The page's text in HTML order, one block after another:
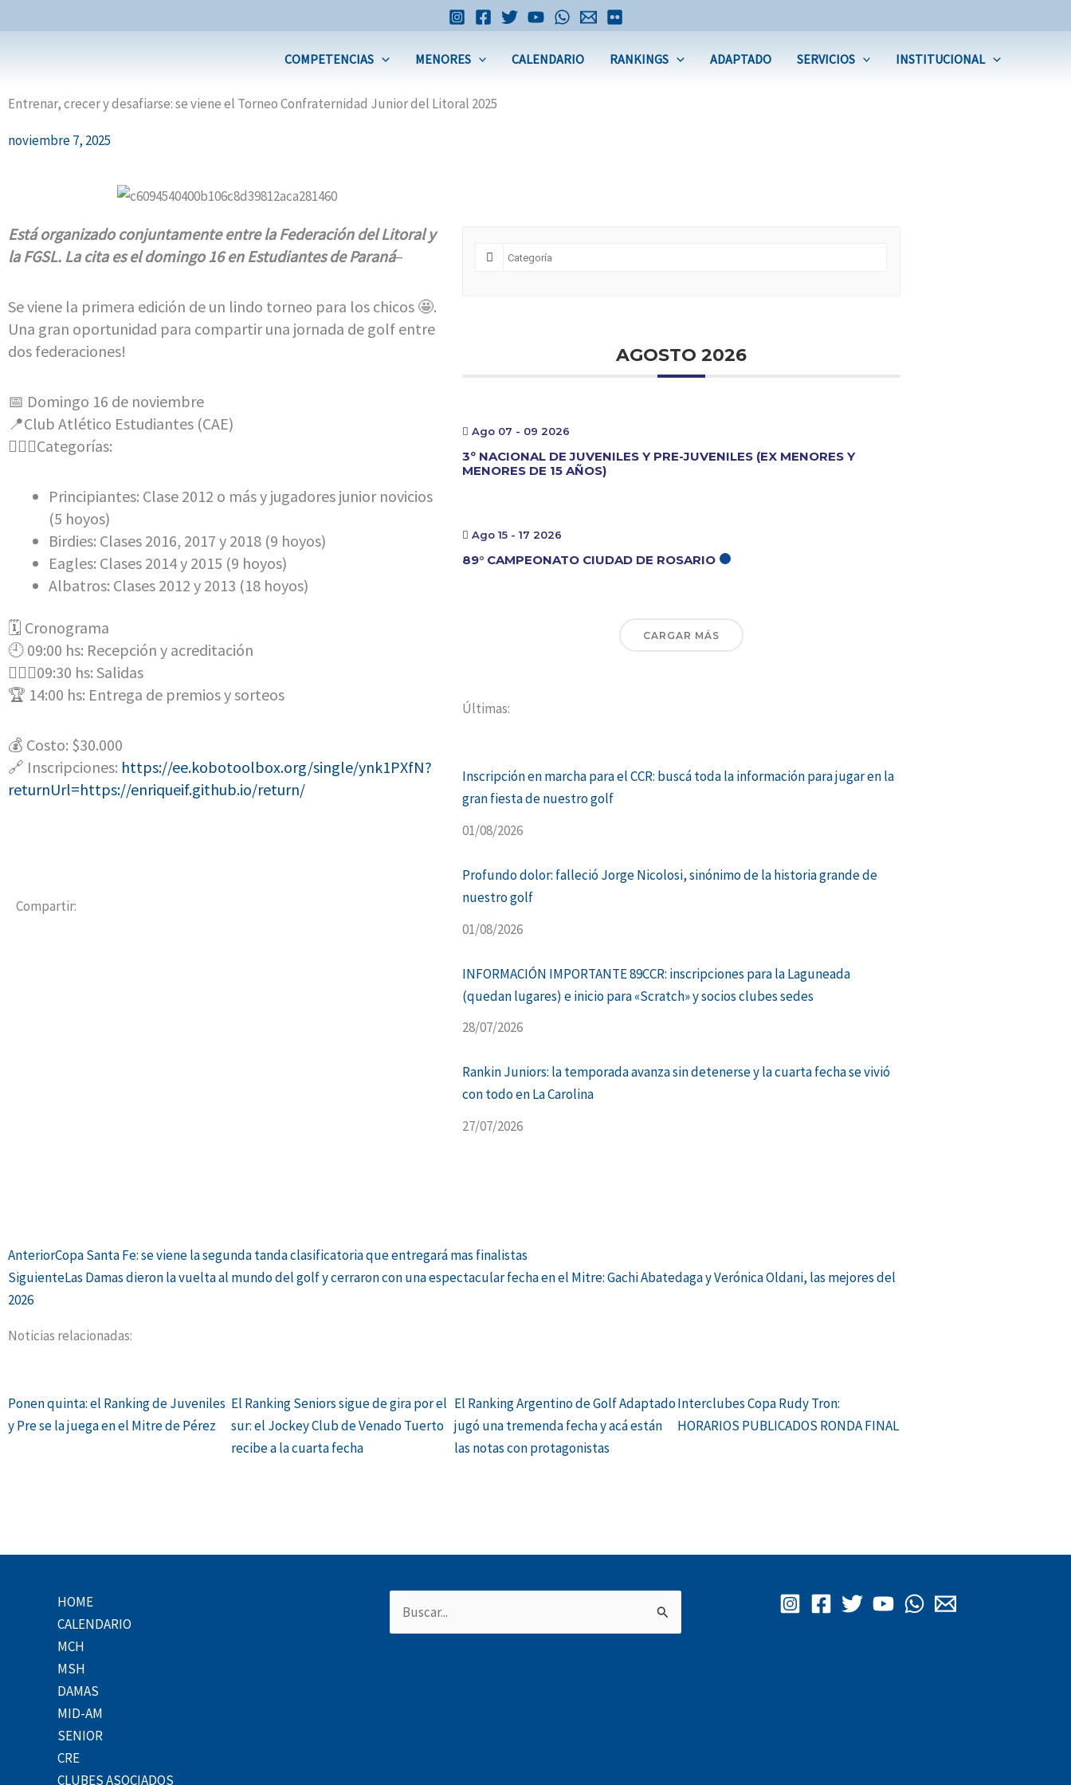
al
COMPETENCIAS MENORES CALENDARIO RANKINGS ADAPTADO SERVICIOS INSTITUCIONAL
Entrenar, crecer y desafiarse: se viene el Torneo Confraternidad Junior del Litoral 2025
noviembre 7, 2025
Está organizado conjuntamente entre la Federación del Litoral y
la FGSL. La cita es el domingo 16 en Estudiantes de Paraná–
Se viene la primera edición de un lindo torneo para los chicos 🤩.
Una gran oportunidad para compartir una jornada de golf entre
dos federaciones!
📅 Domingo 16 de noviembre
📍Club Atlético Estudiantes (CAE)
🏌🏼‍♀️Categorías:
Principiantes: Clase 2012 o más y jugadores junior novicios
(5 hoyos)
Birdies: Clases 2016, 2017 y 2018 (9 hoyos)
Eagles: Clases 2014 y 2015 (9 hoyos)
Albatros: Clases 2012 y 2013 (18 hoyos)
🗓️ Cronograma
🕘 09:00 hs: Recepción y acreditación
🏌🏼‍♂️09:30 hs: Salidas
🏆 14:00 hs: Entrega de premios y sorteos
💰 Costo: $30.000
🔗 Inscripciones: https://ee.kobotoolbox.org/single/ynk1PXfN?
returnUrl=https://enriqueif.github.io/return/
Compartir:
AGOSTO 2026
Ago 07 - 09 2026
3º NACIONAL DE JUVENILES Y PRE-JUVENILES (EX MENORES Y
MENORES DE 15 AÑOS)
Ago 15 - 17 2026
89° CAMPEONATO CIUDAD DE ROSARIO
CARGAR MÁS
Últimas:
Inscripción en marcha para el CCR: buscá toda la información para jugar en la
gran fiesta de nuestro golf
01/08/2026
Profundo dolor: falleció Jorge Nicolosi, sinónimo de la historia grande de
nuestro golf
01/08/2026
INFORMACIÓN IMPORTANTE 89CCR: inscripciones para la Laguneada
(quedan lugares) e inicio para «Scratch» y socios clubes sedes
28/07/2026
Rankin Juniors: la temporada avanza sin detenerse y la cuarta fecha se vivió
con todo en La Carolina
27/07/2026
Ant
AnteriorCopa Santa Fe: se viene la segunda tanda clasificatoria que entregará mas finalistas
SiguienteLas Damas dieron la vuelta al mundo del golf y cerraron con una espectacular fecha en el Mitre: Gachi Abatedaga y Verónica Oldani, las mejores del
2026
Siguiente
Noticias relacionadas:
Ponen quinta: el Ranking de Juveniles
y Pre se la juega en el Mitre de Pérez
El Ranking Seniors sigue de gira por el
sur: el Jockey Club de Venado Tuerto
recibe a la cuarta fecha
El Ranking Argentino de Golf Adaptado
jugó una tremenda fecha y acá están
las notas con protagonistas
Interclubes Copa Rudy Tron:
HORARIOS PUBLICADOS RONDA FINAL
HOME
CALENDARIO
MCH
MSH
DAMAS
MID-AM
SENIOR
CRE
CLUBES ASOCIADOS
Buscar
por: